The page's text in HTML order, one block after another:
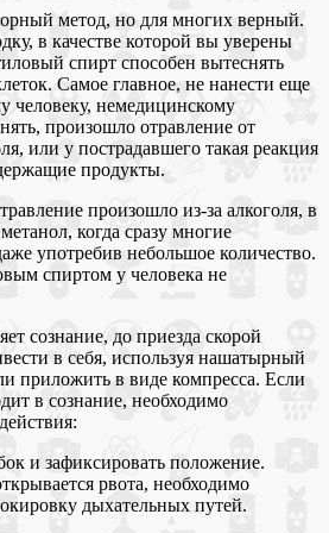
метод, но для многих верный.
в качестве которой вы уверены
спирт способен вытеснять
Самое главное, не нанести еще
человеку, немедицинскому
произошло отравление от
или у пострадавшего такая реакция
продукты.
произошло из-за алкоголя, в
когда сразу многие
употребив небольшое количество.
спиртом у человека не
сознание, до приезда скорой
в себя, используя нашатырный
приложить в виде компресса. Если
в сознание, необходимо
и зафиксировать положение.
рвота, необходимо
дыхательных путей.